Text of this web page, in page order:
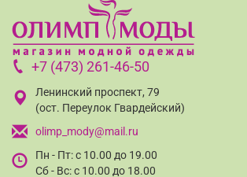
+7 (473) 261-46-50
Ленинский проспект, 79
(ост. Переулок Гвардейский)
olimp_mody@mail.ru
Пн - Пт: с 10.00 до 19.00
Сб - Вс: с 10.00 до 18.00